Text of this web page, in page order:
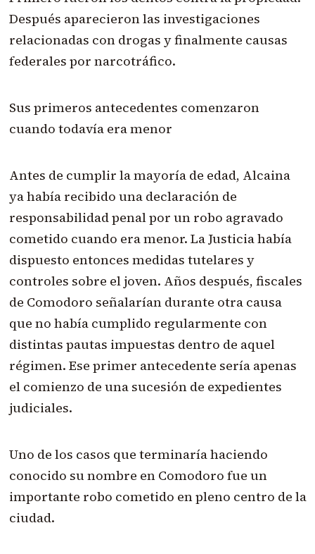
Después aparecieron las investigaciones
relacionadas con drogas y finalmente causas
federales por narcotráfico.
Sus primeros antecedentes comenzaron
cuando todavía era menor
Antes de cumplir la mayoría de edad, Alcaina
ya había recibido una declaración de
responsabilidad penal por un robo agravado
cometido cuando era menor. La Justicia había
dispuesto entonces medidas tutelares y
controles sobre el joven. Años después, fiscales
de Comodoro señalarían durante otra causa
que no había cumplido regularmente con
distintas pautas impuestas dentro de aquel
régimen. Ese primer antecedente sería apenas
el comienzo de una sucesión de expedientes
judiciales.
Uno de los casos que terminaría haciendo
conocido su nombre en Comodoro fue un
importante robo cometido en pleno centro de la
ciudad.